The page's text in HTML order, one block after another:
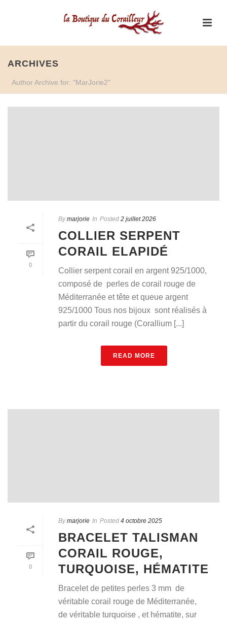
ARCHIVES
Author Archive for: "MarJorie2"
0
By marjorie In Posted 2 juillet 2026
COLLIER SERPENT
CORAIL ELAPIDÉ
Collier serpent corail en argent 925/1000,
composé de perles de corail rouge de
Méditerranée et tête et queue argent
925/1000 Tous nos bijoux sont réalisés à
partir du corail rouge (Corallium [...]
READ MORE
0
By marjorie In Posted 4 octobre 2025
BRACELET TALISMAN
CORAIL ROUGE,
TURQUOISE, HÉMATITE
Bracelet de petites perles 3 mm de
véritable corail rouge de Méditerranée,
de véritable turquoise , et hématite, sur